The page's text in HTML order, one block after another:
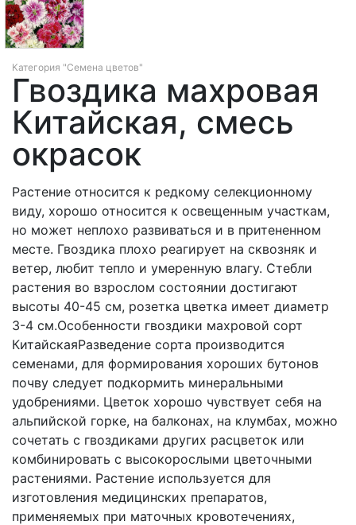
Категория "Семена цветов"
Гвоздика махровая
Китайская, смесь
окрасок
Растение относится к редкому селекционному
виду, хорошо относится к освещенным участкам,
но может неплохо развиваться и в притененном
месте. Гвоздика плохо реагирует на сквозняк и
ветер, любит тепло и умеренную влагу. Стебли
растения во взрослом состоянии достигают
высоты 40-45 см, розетка цветка имеет диаметр
3-4 см.Особенности гвоздики махровой сорт
КитайскаяРазведение сорта производится
семенами, для формирования хороших бутонов
почву следует подкормить минеральными
удобрениями. Цветок хорошо чувствует себя на
альпийской горке, на балконах, на клумбах, можно
сочетать с гвоздиками других расцветок или
комбинировать с высокорослыми цветочными
растениями. Растение используется для
изготовления медицинских препаратов,
применяемых при маточных кровотечениях,